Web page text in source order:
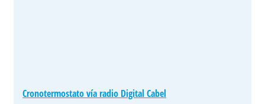
Cronotermostato vía radio Digital Cabel